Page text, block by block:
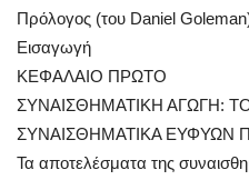
Πρόλογος (του Daniel
Εισαγωγή
ΚΕΦΑΛΑΙΟ ΠΡΩΤΟ
ΣΥΝΑΙΣΘΗΜΑΤΙΚΗ ΑΓΩΓΗ:
ΣΥΝΑΙΣΘΗΜΑΤΙΚΑ ΕΥΦΥΩΝ
Τα αποτελέσματα της